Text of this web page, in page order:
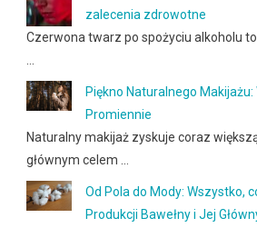
zalecenia zdrowotne
Czerwona twarz po spożyciu alkoholu
Piękno Naturalnego Makijażu:
Promiennie
Naturalny makijaż zyskuje coraz
głównym celem …
Od Pola do Mody: Wszystko,
Produkcji Bawełny i Jej